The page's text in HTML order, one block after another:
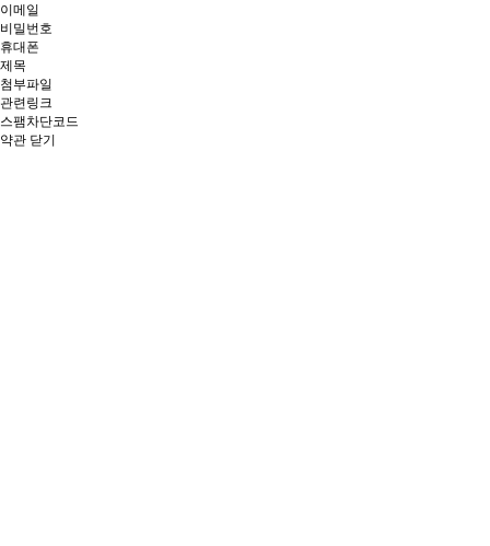
이메일
비밀번호
휴대폰
제목
첨부파일
관련링크
스팸차단코드
약관 닫기